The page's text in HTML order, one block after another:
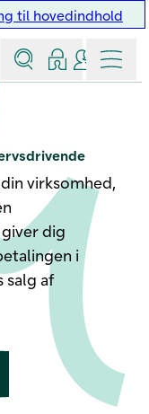
til hovedindhold
Søg Log indKontakt
Menu
virksomhed,
dig
i
salg af